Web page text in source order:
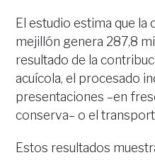
El estudio estima que la
mejillón genera 287,8
resultado de la
acuícola, el procesado
presentaciones –en
conserva– o el
Estos resultados